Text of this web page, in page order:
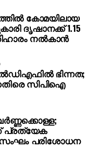
ഹോള്‍ഡിങ്സ്
ഷംഷീര്‍
ഇനിയും
വേണ്ടി
പറഞ്ഞു. ഖദീജ
ഹൈറിന്‍,
കോമയിലായ
ദൃഷാനക്ക് 1.15
നല്‍കാന്‍
ഭിന്നത;
സിപിഐ
പ്രത്യേക
പരിശോധന